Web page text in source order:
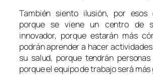
También siento ilusión, por esos
porque se viene un centro de
innovador, porque estarán más
podrán aprender a hacer
su salud, porque tendrán
porque el equipo de trabajo será más